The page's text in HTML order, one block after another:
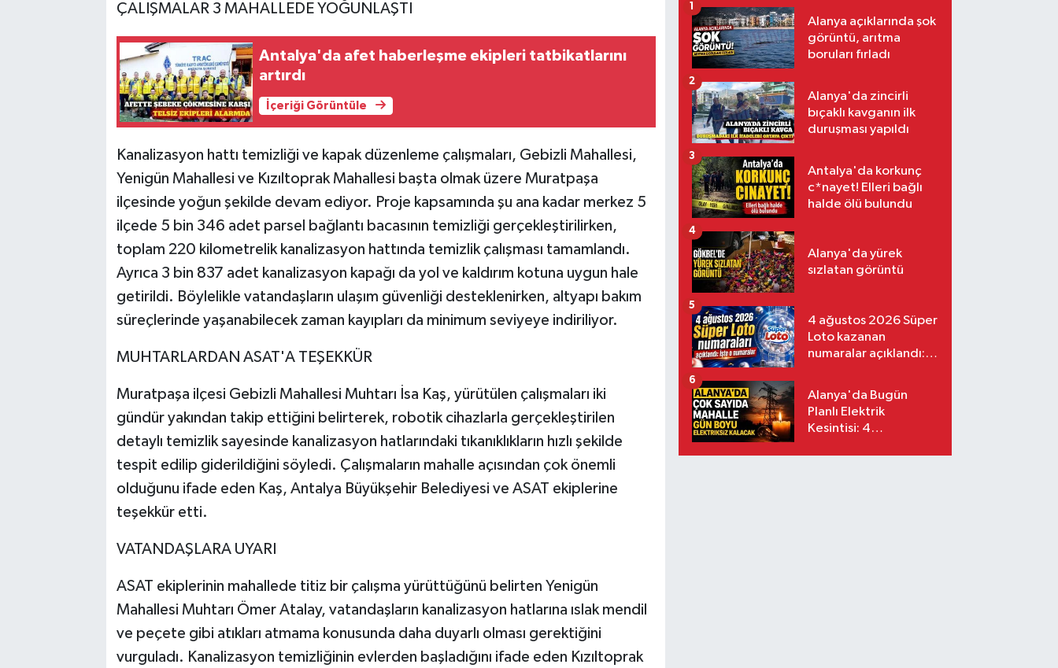
ÇALIŞMALAR 3 MAHALLEDE YOĞUNLAŞTI
Antalya'da afet haberleşme ekipleri tatbikatlarını
artırdı
İçeriği Görüntüle
Kanalizasyon hattı temizliği ve kapak düzenleme çalışmaları, Gebizli Mahallesi,
Yenigün Mahallesi ve Kızıltoprak Mahallesi başta olmak üzere Muratpaşa
ilçesinde yoğun şekilde devam ediyor. Proje kapsamında şu ana kadar merkez 5
ilçede 5 bin 346 adet parsel bağlantı bacasının temizliği gerçekleştirilirken,
toplam 220 kilometrelik kanalizasyon hattında temizlik çalışması tamamlandı.
Ayrıca 3 bin 837 adet kanalizasyon kapağı da yol ve kaldırım kotuna uygun hale
getirildi. Böylelikle vatandaşların ulaşım güvenliği desteklenirken, altyapı bakım
süreçlerinde yaşanabilecek zaman kayıpları da minimum seviyeye indiriliyor.
MUHTARLARDAN ASAT'A TEŞEKKÜR
Muratpaşa ilçesi Gebizli Mahallesi Muhtarı İsa Kaş, yürütülen çalışmaları iki
gündür yakından takip ettiğini belirterek, robotik cihazlarla gerçekleştirilen
detaylı temizlik sayesinde kanalizasyon hatlarındaki tıkanıklıkların hızlı şekilde
tespit edilip giderildiğini söyledi. Çalışmaların mahalle açısından çok önemli
olduğunu ifade eden Kaş, Antalya Büyükşehir Belediyesi ve ASAT ekiplerine
teşekkür etti.
VATANDAŞLARA UYARI
ASAT ekiplerinin mahallede titiz bir çalışma yürüttüğünü belirten Yenigün
Mahallesi Muhtarı Ömer Atalay, vatandaşların kanalizasyon hatlarına ıslak mendil
ve peçete gibi atıkları atmama konusunda daha duyarlı olması gerektiğini
vurguladı. Kanalizasyon temizliğinin evlerden başladığını ifade eden Kızıltoprak
Alanya açıklarında şok
görüntü, arıtma
boruları fırladı
1
Alanya'da zincirli
bıçaklı kavganın ilk
duruşması yapıldı
2
Antalya'da korkunç
c*nayet! Elleri bağlı
halde ölü bulundu
3
Alanya'da yürek
sızlatan görüntü
4
4 ağustos 2026 Süper
Loto kazanan
numaralar açıklandı:
5
Alanya'da Bugün
Planlı Elektrik
Kesintisi: 4
6